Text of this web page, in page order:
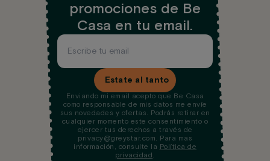
promociones de Be
Casa en tu email.
Estate al tanto
Enviando mi email acepto que Be Casa
como responsable de mis datos me envíe
sus novedades y ofertas. Podrás retirar en
cualquier momento este consentimiento o
ejercer tus derechos a través de
privacy@greystar.com. Para mas
información, consulte la Política de
privacidad.